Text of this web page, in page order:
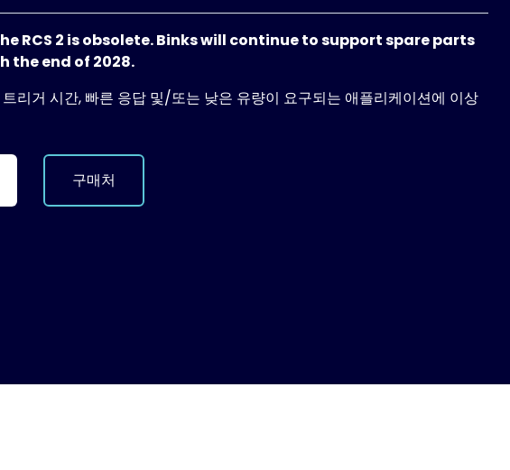
RCS 2 is obsolete. Binks will continue to support spare parts
the end of 2028.
리거 시간, 빠른 응답 및/또는 낮은 유량이 요구되는 애플리케이션에 이상
구매처